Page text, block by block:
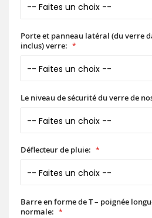
Porte et panneau latéral (du verre
inclus) verre:
Le niveau de sécurité du verre de
Déflecteur de pluie:
Barre en forme de T – poignée
normale: